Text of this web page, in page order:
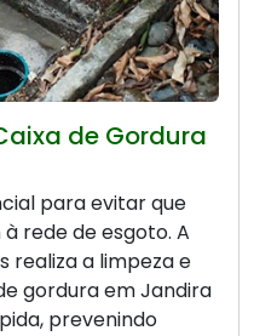
de Gordura
para evitar que
rede de esgoto. A
realiza a limpeza e
gordura em Jandira
prevenindo